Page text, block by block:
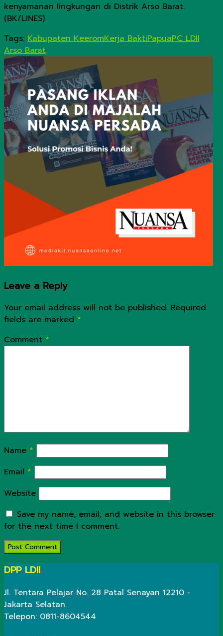
kenyamanan lingkungan di Distrik Arso Barat.
(BK/LINES)
Tags: Kabupaten KeeromKerja BaktiPapuaPC LDII
Arso Barat
Leave a Reply
Your email address will not be published. Required
fields are marked *
Comment *
Name *
Email *
Website
Save my name, email, and website in this browser
for the next time I comment.
DPP LDII
Jl. Tentara Pelajar No. 28 Patal Senayan 12210 -
Jakarta Selatan.
Telepon: 0811-8604544